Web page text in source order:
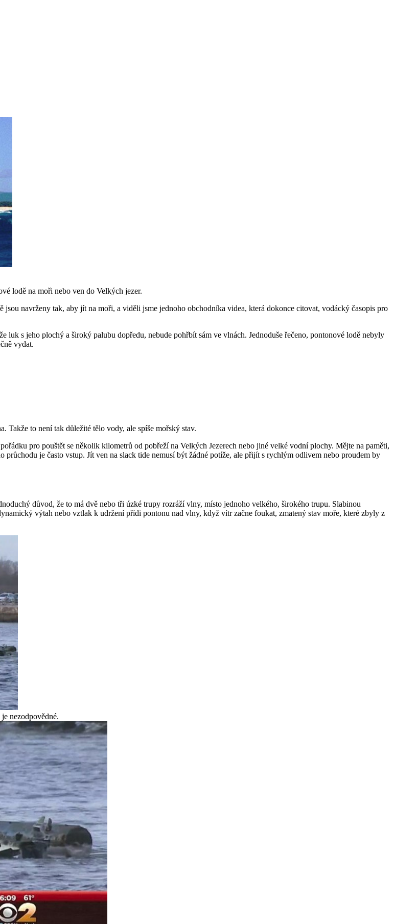
lodě na moři nebo ven do Velkých jezer.
navrženy tak, aby jít na moři, a viděli jsme jednoho obchodníka videa, která dokonce citovat, vodácký časopis pro
s jeho plochý a široký palubu dopředu, nebude pohřbít sám ve vlnách. Jednoduše řečeno, pontonové lodě nebyly
vydat.
to není tak důležité tělo vody, ale spíše mořský stav.
pro pouštět se několik kilometrů od pobřeží na Velkých Jezerech nebo jiné velké vodní plochy. Mějte na paměti,
je často vstup. Jít ven na slack tide nemusí být žádné potíže, ale přijít s rychlým odlivem nebo proudem by
důvod, že to má dvě nebo tři úzké trupy rozráží vlny, místo jednoho velkého, širokého trupu. Slabinou
výtah nebo vztlak k udržení přídi pontonu nad vlny, když vítr začne foukat, zmatený stav moře, které zbyly z
nezodpovědné.